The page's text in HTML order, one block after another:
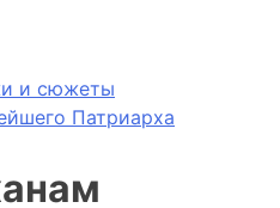
и сюжеты
Патриарха